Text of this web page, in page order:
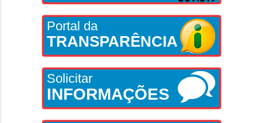
Portal da
TRANSPARÊNCIA
Solicitar
INFORMAÇÕES